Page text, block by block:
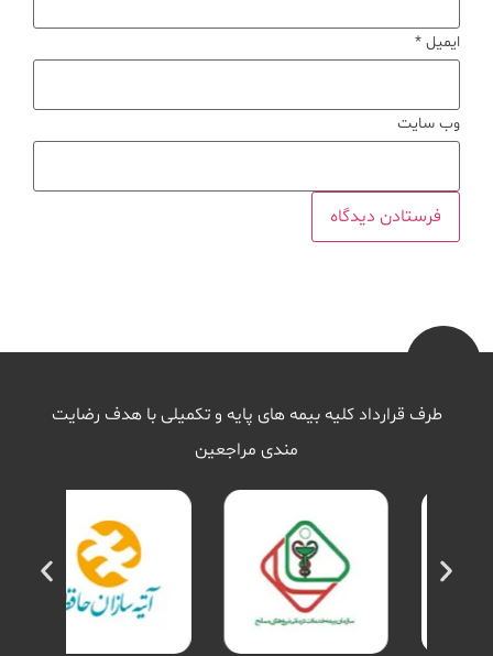
ایمیل *
وب‌ سایت
طرف قرارداد کلیه بیمه های پایه و تکمیلی با هدف رضایت
مندی مراجعین